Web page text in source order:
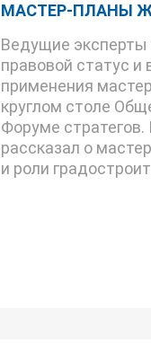
МАСТЕР-ПЛАНЫ
Ведущие эксперты
правовой статус
применения
круглом столе
Форуме
рассказал о
и роли